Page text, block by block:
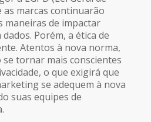
as marcas continuarão
maneiras de impactar
Porém, a ética de
Atentos à nova norma,
tornar mais conscientes
o que exigirá que
se adequem à nova
suas equipes de